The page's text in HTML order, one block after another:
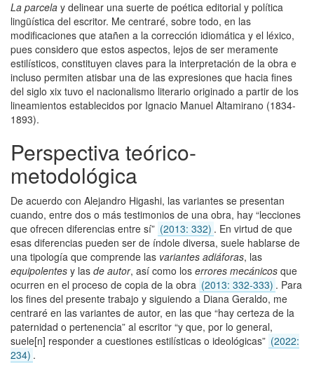
La parcela y delinear una suerte de poética editorial y política
lingüística del escritor. Me centraré, sobre todo, en las
modificaciones que atañen a la corrección idiomática y el léxico,
pues considero que estos aspectos, lejos de ser meramente
estilísticos, constituyen claves para la interpretación de la obra e
incluso permiten atisbar una de las expresiones que hacia fines
del siglo xix tuvo el nacionalismo literario originado a partir de los
lineamientos establecidos por Ignacio Manuel Altamirano (1834-
1893).
Perspectiva teórico-
metodológica
De acuerdo con Alejandro Higashi, las variantes se presentan
cuando, entre dos o más testimonios de una obra, hay “lecciones
que ofrecen diferencias entre sí” (2013: 332) . En virtud de que
esas diferencias pueden ser de índole diversa, suele hablarse de
una tipología que comprende las variantes adiáforas, las
equipolentes y las de autor, así como los errores mecánicos que
ocurren en el proceso de copia de la obra (2013: 332-333) . Para
los fines del presente trabajo y siguiendo a Diana Geraldo, me
centraré en las variantes de autor, en las que “hay certeza de la
paternidad o pertenencia” al escritor “y que, por lo general,
suele[n] responder a cuestiones estilísticas o ideológicas” (2022:
234) .